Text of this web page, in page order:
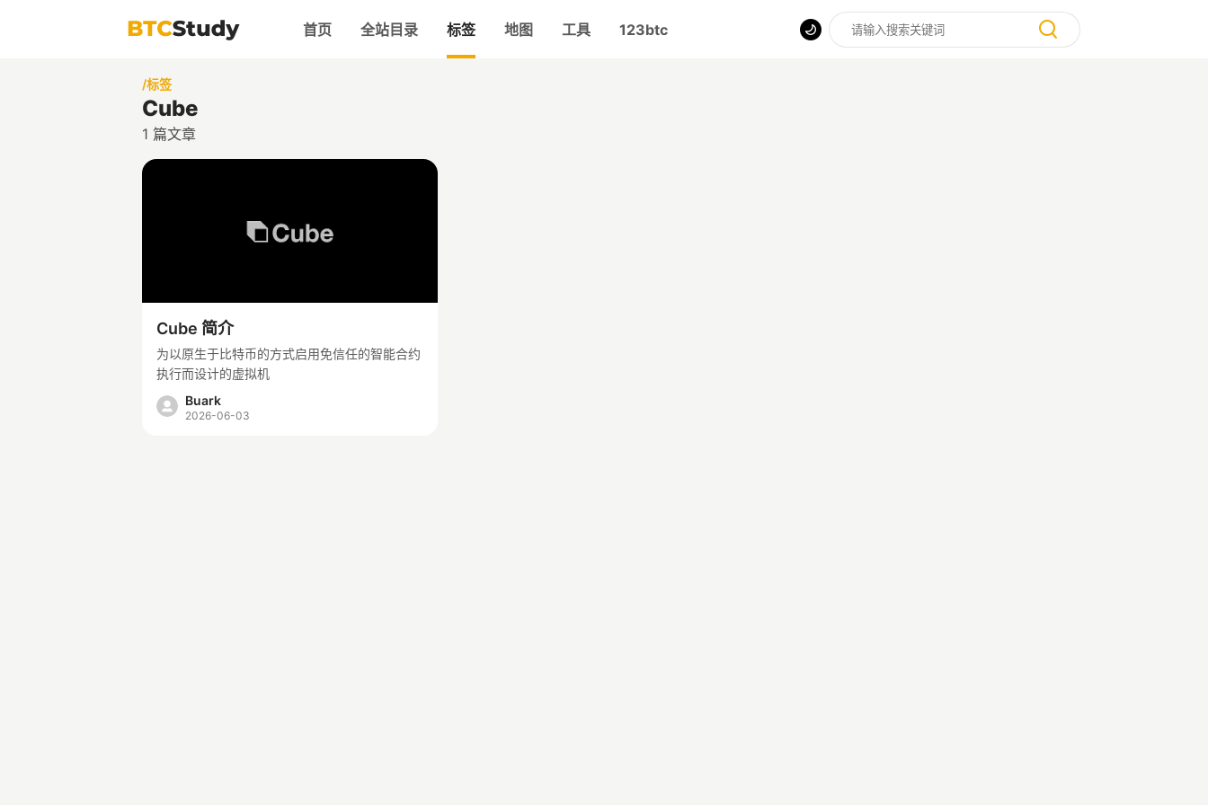
首页 全站目录 标签 地图 工具 123btc
/标签
Cube
1 篇文章
Cube 简介
为以原生于比特币的方式启用免信任的智能合约
执行而设计的虚拟机
Buark
2026-06-03